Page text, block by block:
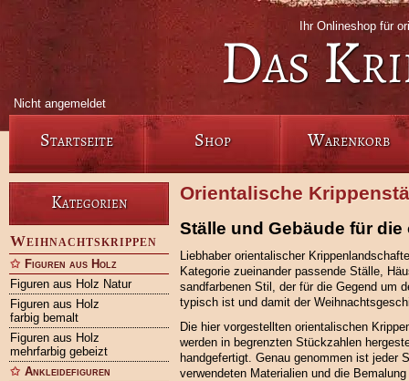
Ihr Onlineshop für
Das
Nicht angemeldet
Startseite Shop Warenkorb
Kategorien
Weihnachtskrippen
Figuren aus Holz
Figuren aus Holz Natur
Figuren aus Holz
farbig bemalt
Figuren aus Holz
mehrfarbig gebeizt
Ankleidefiguren
Orientalische
Ställe und Gebäude für
Liebhaber orientalischer
Kategorie zueinander passende Ställe,
sandfarbenen Stil, der für die Gegend um
typisch ist und damit der
Die hier vorgestellten orientalischen
werden in begrenzten Stückzahlen
handgefertigt. Genau genommen ist jeder
verwendeten Materialien und die